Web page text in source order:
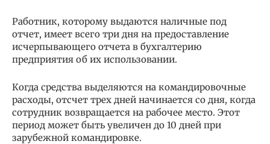
Работник, которому выдаются наличные под
отчет, имеет всего три дня на предоставление
исчерпывающего отчета в бухгалтерию
предприятия об их использовании.
Когда средства выделяются на командировочные
расходы, отсчет трех дней начинается со дня, когда
сотрудник возвращается на рабочее место. Этот
период может быть увеличен до 10 дней при
зарубежной командировке.